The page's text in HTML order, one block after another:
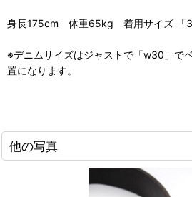
身長175cm 体重65kg 着用サイズ 「
※デニムサイズはジャストで「w30」で
置になります。
他の写真